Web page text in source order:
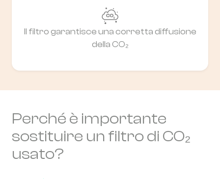
Il filtro garantisce una corretta diffusione
della CO₂
Perché è importante
sostituire un filtro di CO₂
usato?